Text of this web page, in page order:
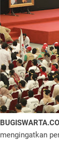
mengingatkan